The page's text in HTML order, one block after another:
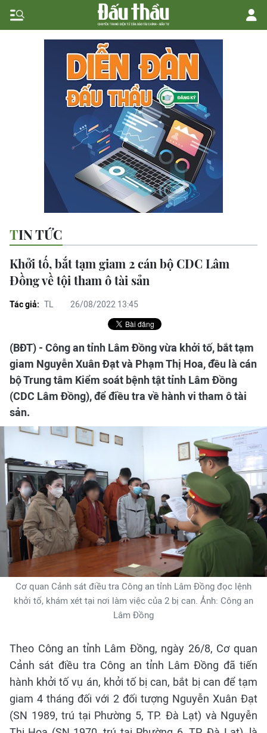
TIN TỨC
Khởi tố, bắt tạm giam 2 cán bộ CDC Lâm
Đồng về tội tham ô tài sản
Tác giả: TL 26/08/2022 13:45
(BĐT) - Công an tỉnh Lâm Đồng vừa khởi tố, bắt tạm
giam Nguyễn Xuân Đạt và Phạm Thị Hoa, đều là cán
bộ Trung tâm Kiểm soát bệnh tật tỉnh Lâm Đồng
(CDC Lâm Đồng), để điều tra về hành vi tham ô tài
sản.
Cơ quan Cảnh sát điều tra Công an tỉnh Lâm Đồng đọc lệnh
khởi tố, khám xét tại nơi làm việc của 2 bị can. Ảnh: Công an
Lâm Đồng
Theo Công an tỉnh Lâm Đồng, ngày 26/8, Cơ quan
Cảnh sát điều tra Công an tỉnh Lâm Đồng đã tiến
hành khởi tố vụ án, khởi tố bị can, bắt bị can để tạm
giam 4 tháng đối với 2 đối tượng Nguyễn Xuân Đạt
(SN 1989, trú tại Phường 5, TP. Đà Lạt) và Nguyễn